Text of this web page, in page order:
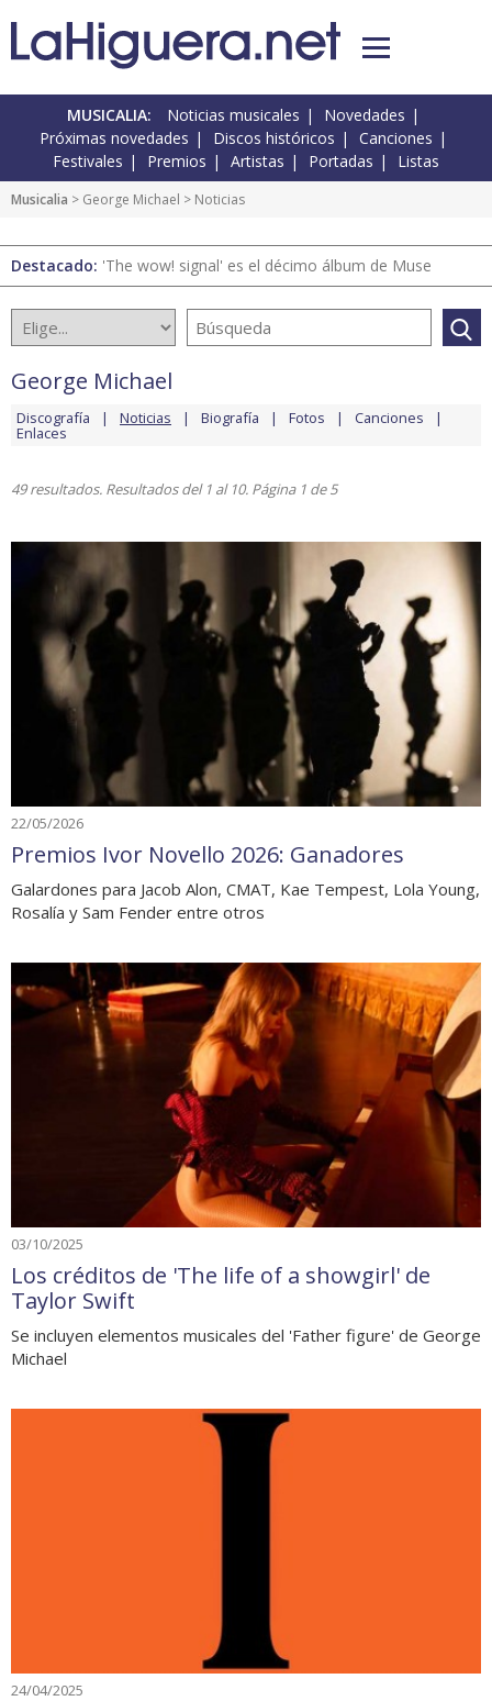
MUSICALIA: Noticias musicales
Novedades
Próximas novedades
Discos históricos
Canciones
Festivales
Premios Artistas Portadas Listas
Musicalia > George Michael > Noticias
Destacado: 'The wow! signal' es el décimo álbum de Muse
George Michael
Discografía Noticias Biografía Fotos Canciones
Enlaces
49 resultados. Resultados del 1 al 10. Página 1 de 5
22/05/2026
Premios Ivor Novello 2026: Ganadores
Galardones para Jacob Alon, CMAT, Kae Tempest, Lola Young,
Rosalía y Sam Fender entre otros
03/10/2025
Los créditos de 'The life of a showgirl' de
Taylor Swift
Se incluyen elementos musicales del 'Father figure' de George
Michael
24/04/2025